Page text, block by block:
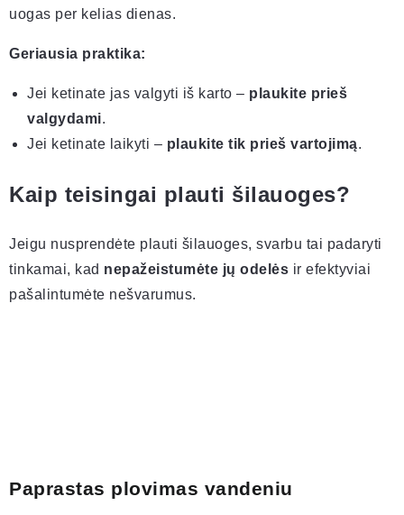
uogas per kelias dienas.
Geriausia praktika:
Jei ketinate jas valgyti iš karto – plaukite prieš
valgydami.
Jei ketinate laikyti – plaukite tik prieš vartojimą.
Kaip teisingai plauti šilauoges?
Jeigu nusprendėte plauti šilauoges, svarbu tai padaryti
tinkamai, kad nepažeistumėte jų odelės ir efektyviai
pašalintumėte nešvarumus.
Paprastas plovimas vandeniu